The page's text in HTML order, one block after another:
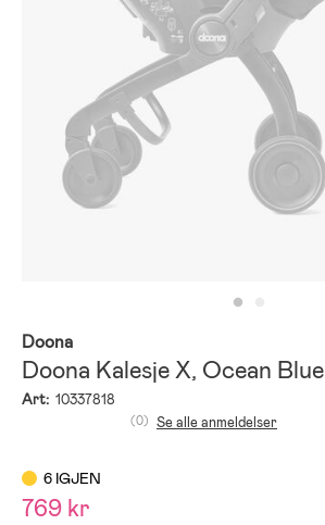
Doona
Doona Kalesje X, Ocean Blue
Art: 10337818
(0) Se alle anmeldelser
6 IGJEN
769 kr